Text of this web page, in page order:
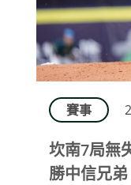
賽事
坎南7局無
勝中信兄弟